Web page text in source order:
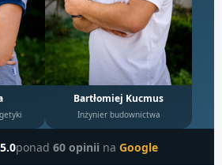
Bartłomiej Kucmus
Inżynier budownictwa
5.0ponad 60 opinii na Google